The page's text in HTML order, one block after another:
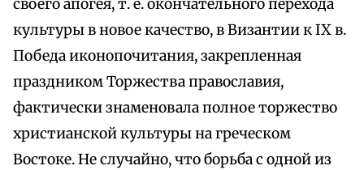
своего апогея, т. е. окончательного перехода
культуры в новое качество, в Византии к IX в.
Победа иконопочитания, закрепленная
праздником Торжества православия,
фактически знаменовала полное торжество
христианской культуры на греческом
Востоке. Не случайно, что борьба с одной из